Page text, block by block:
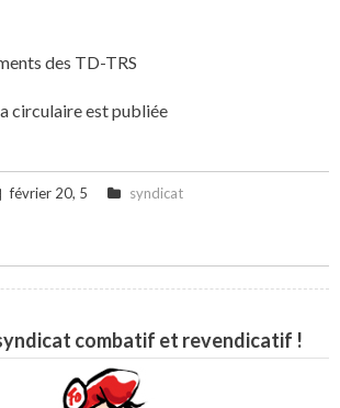
des TD-TRS
circulaire est publiée
février 20, 5 syndicat
combatif et revendicatif !